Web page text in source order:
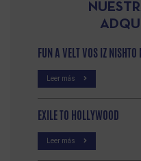
FUN A VELT VOS IZ NISHTO
Leer más
EXILE TO HOLLYWOOD
Leer más